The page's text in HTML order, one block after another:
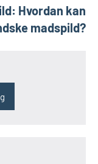
Hvordan kan
madspild?